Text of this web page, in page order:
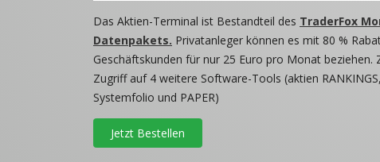
Das Aktien-Terminal ist Bestandteil des TraderFox
Datenpakets. Privatanleger können es mit 80 %
Geschäftskunden für nur 25 Euro pro Monat beziehen.
Zugriff auf 4 weitere Software-Tools (aktien
Systemfolio und PAPER)
Jetzt Bestellen